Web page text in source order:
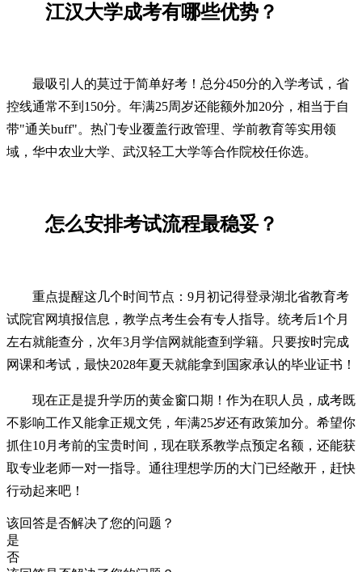
江汉大学成考有哪些优势？
最吸引人的莫过于简单好考！总分450分的入学考试，省
控线通常不到150分。年满25周岁还能额外加20分，相当于自
带"通关buff"。热门专业覆盖行政管理、学前教育等实用领
域，华中农业大学、武汉轻工大学等合作院校任你选。
怎么安排考试流程最稳妥？
重点提醒这几个时间节点：9月初记得登录湖北省教育考
试院官网填报信息，教学点考生会有专人指导。统考后1个月
左右就能查分，次年3月学信网就能查到学籍。只要按时完成
网课和考试，最快2028年夏天就能拿到国家承认的毕业证书！
现在正是提升学历的黄金窗口期！作为在职人员，成考既
不影响工作又能拿正规文凭，年满25岁还有政策加分。希望你
抓住10月考前的宝贵时间，现在联系教学点预定名额，还能获
取专业老师一对一指导。通往理想学历的大门已经敞开，赶快
行动起来吧！
该回答是否解决了您的问题？
是
否